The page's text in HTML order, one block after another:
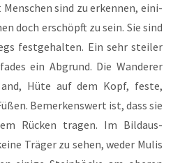
sind zu erken­nen, eini­
doch erschöpft zu sein. Sie sind
fest­ge­hal­ten. Ein sehr stei­ler
ein Abgrund. Die Wan­de­rer
Hüte auf dem Kopf, fes­te,
Bemer­kens­wert ist, dass sie
Rücken tra­gen. Im Bild­aus­
Trä­ger zu sehen, weder Mulis